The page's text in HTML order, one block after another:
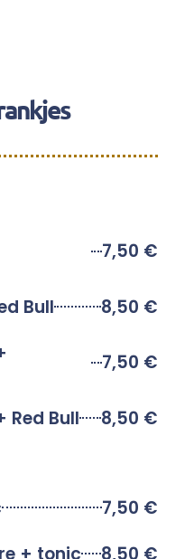
7,50 €
Bull
8,50 €
7,50 €
Red Bull 8,50 €
7,50 €
+ tonic
8,50 €